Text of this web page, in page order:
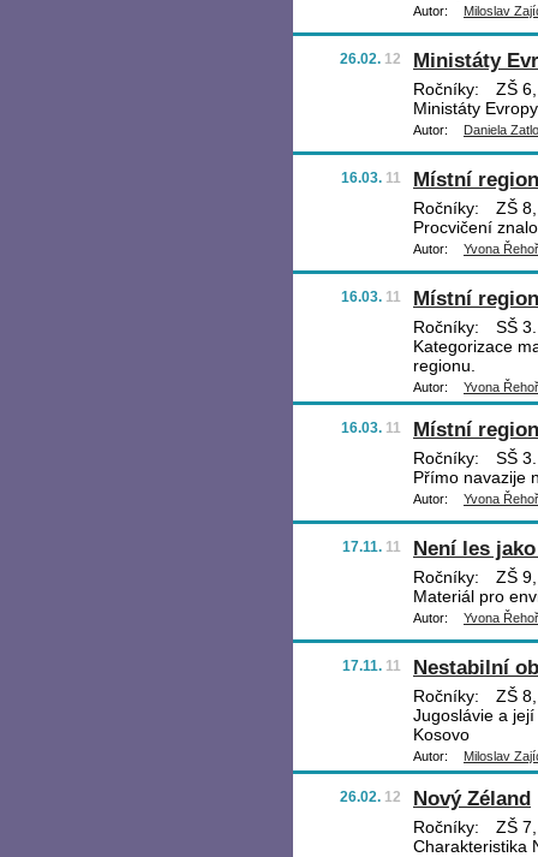
Autor: Miloslav
26.02. 12 Ministáty
Ročníky:
ZŠ
Ministáty
Autor: Daniela
16.03. 11 Místní
Ročníky:
ZŠ
Procvičení
Autor: Yvona
16.03. 11 Místní
Ročníky:
SŠ
Kategorizace
regionu.
Autor: Yvona
16.03. 11 Místní
Ročníky:
SŠ
Přímo navazije
Autor: Yvona
17.11. 11 Není les
Ročníky:
ZŠ 9,
Materiál pro
Autor: Yvona
17.11. 11 Nestabilní
Ročníky:
ZŠ
Jugoslávie a
Kosovo
Autor: Miloslav
26.02. 12 Nový Zéland
Ročníky:
ZŠ
Charakteristika